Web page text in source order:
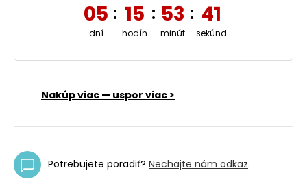
05
dní
: 15
hodín
: 53
minút
: 41
sekúnd
Nakúp viac — uspor viac >
Potrebujete poradiť? Nechajte nám odkaz.